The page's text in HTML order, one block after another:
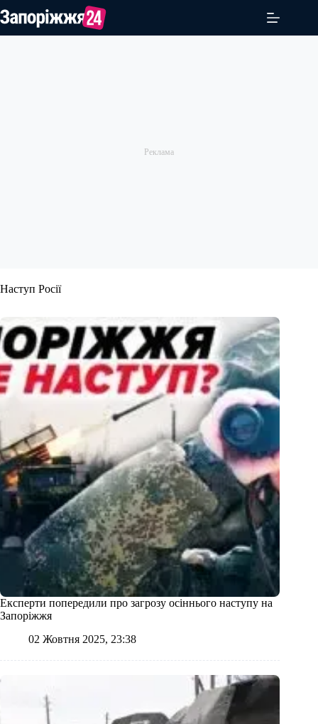
до
Наступ Росії
Експерти попередили про загрозу осіннього наступу на
Запоріжжя
02 Жовтня 2025, 23:38